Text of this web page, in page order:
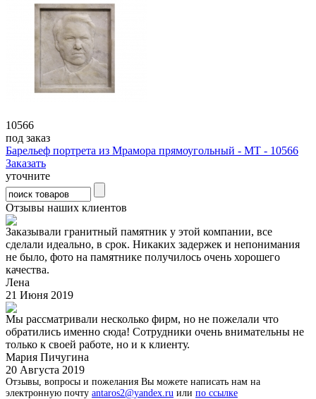
10566
под заказ
Барельеф портрета из Мрамора прямоугольный - МТ - 10566
Заказать
уточните
Отзывы наших клиентов
Заказывали гранитный памятник у этой компании, все
сделали идеально, в срок. Никаких задержек и непонимания
не было, фото на памятнике получилось очень хорошего
качества.
Лена
21 Июня 2019
Мы рассматривали несколько фирм, но не пожелали что
обратились именно сюда! Сотрудники очень внимательны не
только к своей работе, но и к клиенту.
Мария Пичугина
20 Августа 2019
Отзывы, вопросы и пожелания Вы можете написать нам на
электронную почту antaros2@yandex.ru или по ссылке